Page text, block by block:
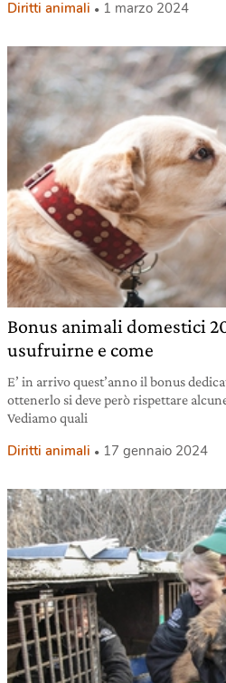
Diritti animali 1 marzo 2024
Bonus animali domestici
usufruirne e come
E’ in arrivo quest’anno il bonus
ottenerlo si deve però rispettare
Vediamo quali
Diritti animali 17 gennaio 2024